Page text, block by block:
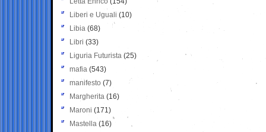
Liberi e Uguali (10)
Libia (68)
Libri (33)
Liguria Futurista (25)
mafia (543)
manifesto (7)
Margherita (16)
Maroni (171)
Mastella (16)